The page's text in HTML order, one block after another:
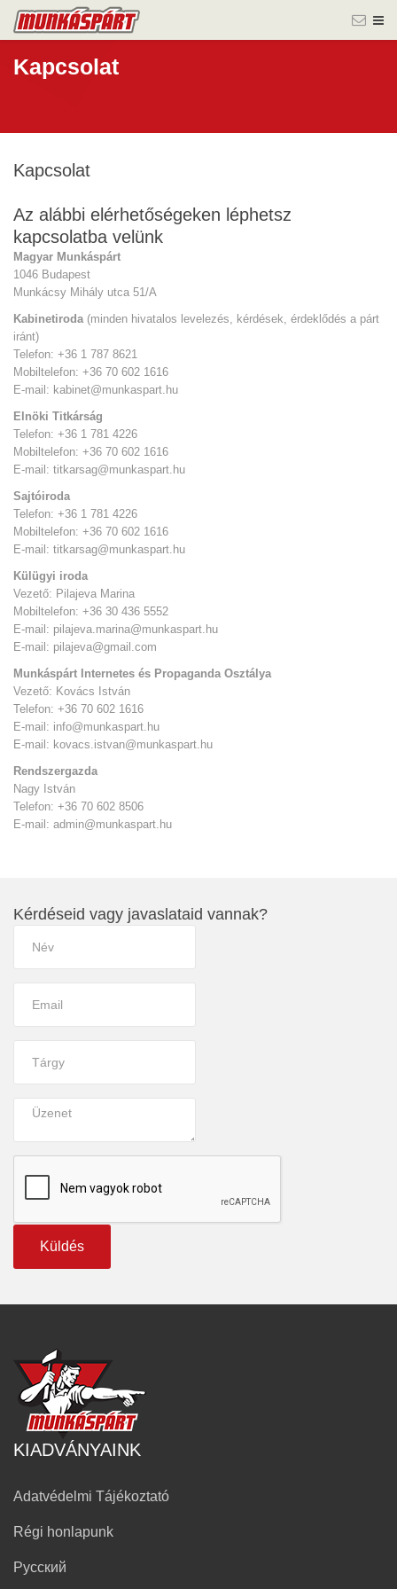
Kapcsolat
Kapcsolat
Az alábbi elérhetőségeken léphetsz
kapcsolatba velünk
Magyar Munkáspárt
1046 Budapest
Munkácsy Mihály utca 51/A
Kabinetiroda(minden hivatalos levelezés, kérdések, érdeklődés a párt
iránt)
Telefon: +36 1 787 8621
Mobiltelefon: +36 70 602 1616
E-mail: kabinet@munkaspart.hu
Elnöki Titkárság
Telefon: +36 1 781 4226
Mobiltelefon: +36 70 602 1616
E-mail: titkarsag@munkaspart.hu
Sajtóiroda
Telefon: +36 1 781 4226
Mobiltelefon: +36 70 602 1616
E-mail: titkarsag@munkaspart.hu
Külügyi iroda
Vezető: Pilajeva Marina
Mobiltelefon: +36 30 436 5552
E-mail: pilajeva.marina@munkaspart.hu
E-mail: pilajeva@gmail.com
Munkáspárt Internetes és Propaganda Osztálya
Vezető: Kovács István
Telefon: +36 70 602 1616
E-mail: info@munkaspart.hu
E-mail: kovacs.istvan@munkaspart.hu
Rendszergazda
Nagy István
Telefon: +36 70 602 8506
E-mail: admin@munkaspart.hu
Kérdéseid vagy javaslataid vannak?
Küldés
KIADVÁNYAINK
Adatvédelmi Tájékoztató
Régi honlapunk
Русский